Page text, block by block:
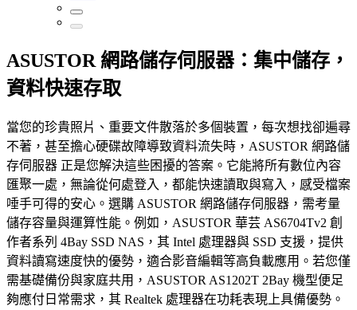
ASUSTOR 網路儲存伺服器：集中儲存，
資料快速存取
當您的珍貴照片、重要文件散落於多個裝置，每次想找卻遍尋
不著，甚至擔心硬碟故障導致資料流失時，ASUSTOR 網路儲
存伺服器 正是您解決這些困擾的答案。它能將所有數位內容
匯聚一處，無論從何處登入，都能快速讀取與寫入，感受檔案
唾手可得的安心。選購 ASUSTOR 網路儲存伺服器，需考量
儲存容量與運算性能。例如，ASUSTOR 華芸 AS6704Tv2 創
作者系列 4Bay SSD NAS，其 Intel 處理器與 SSD 支援，提供
資料讀寫速度快的優勢，適合影音編輯等高負載應用。若您僅
需基礎備份與家庭共用，ASUSTOR AS1202T 2Bay 機型便足
夠應付日常需求，其 Realtek 處理器在功耗表現上具備優勢。